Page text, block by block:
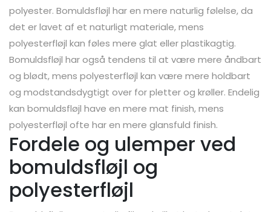
polyester. Bomuldsfløjl har en mere naturlig følelse, da
det er lavet af et naturligt materiale, mens
polyesterfløjl kan føles mere glat eller plastikagtig.
Bomuldsfløjl har også tendens til at være mere åndbart
og blødt, mens polyesterfløjl kan være mere holdbart
og modstandsdygtigt over for pletter og krøller. Endelig
kan bomuldsfløjl have en mere mat finish, mens
polyesterfløjl ofte har en mere glansfuld finish.
Fordele og ulemper ved
bomuldsfløjl og
polyesterfløjl